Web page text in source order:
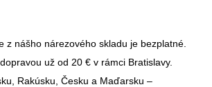
z nášho nárezového skladu je bezplatné.
už od 20 € v rámci Bratislavy.
Rakúsku, Česku a Maďarsku –